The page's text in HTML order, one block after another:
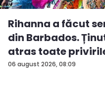
06 august 2026, 08:09
Rihanna a făcut
din Barbados.
atras toate